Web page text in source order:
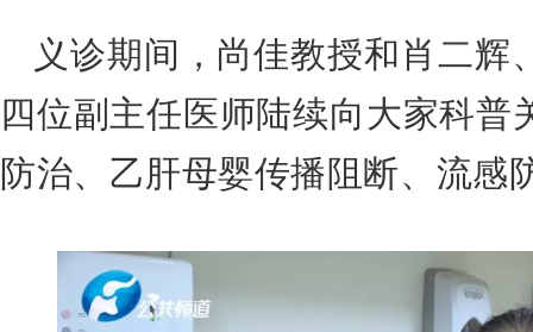
义诊期间，尚佳教授和肖二辉
四位副主任医师陆续向大家科普
防治、乙肝母婴传播阻断、流感